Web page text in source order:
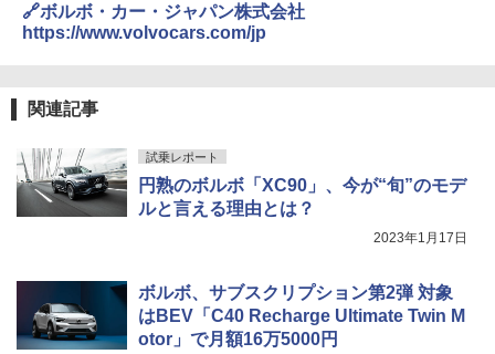
🔗ボルボ・カー・ジャパン株式会社
https://www.volvocars.com/jp
関連記事
試乗レポート
円熟のボルボ「XC90」、今が“旬”のモデ
ルと言える理由とは？
2023年1月17日
ボルボ、サブスクリプション第2弾 対象
はBEV「C40 Recharge Ultimate Twin M
otor」で月額16万5000円